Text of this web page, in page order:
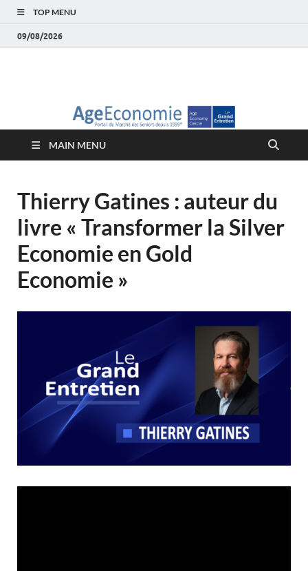
TOP MENU
09/08/2026
économie – Marché
des Seniors
MAIN MENU
Thierry Gatines : auteur du
livre « Transformer la Silver
Economie en Gold
Economie »